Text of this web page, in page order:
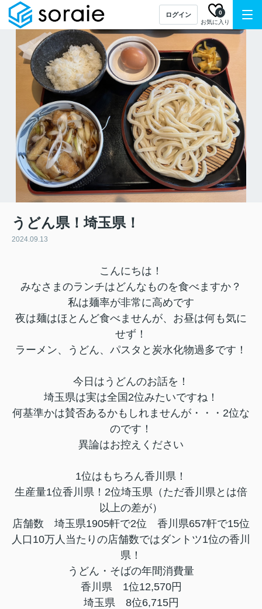
ログイン
お気に入り
0
うどん県！埼玉県！
2024.09.13
こんにちは！
みなさまのランチはどんなものを食べますか？
私は麺率が非常に高めです
夜は麺はほとんど食べませんが、お昼は何も気に
せず！
ラーメン、うどん、パスタと炭水化物過多です！
今日はうどんのお話を！
埼玉県は実は全国2位みたいですね！
何基準かは賛否あるかもしれませんが・・・2位な
のです！
異論はお控えください
1位はもちろん香川県！
生産量1位香川県！2位埼玉県（ただ香川県とは倍
以上の差が）
店舗数 埼玉県1905軒で2位 香川県657軒で15位
人口10万人当たりの店舗数ではダントツ1位の香川
県！
うどん・そばの年間消費量
香川県 1位12,570円
埼玉県 8位6,715円